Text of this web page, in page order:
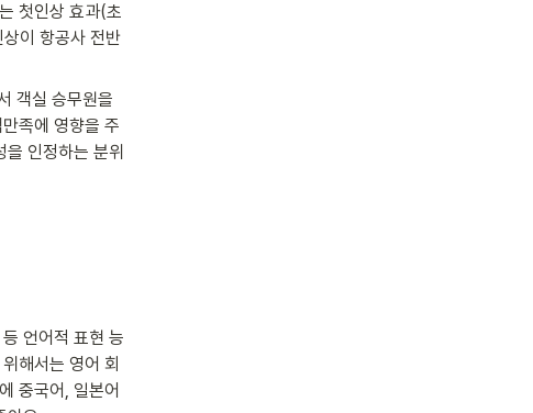
첫인상 효과(초
이 항공사 전반
객실 승무원을
족에 영향을 주
인정하는 분위
언어적 표현 능
해서는 영어 회
중국어, 일본어